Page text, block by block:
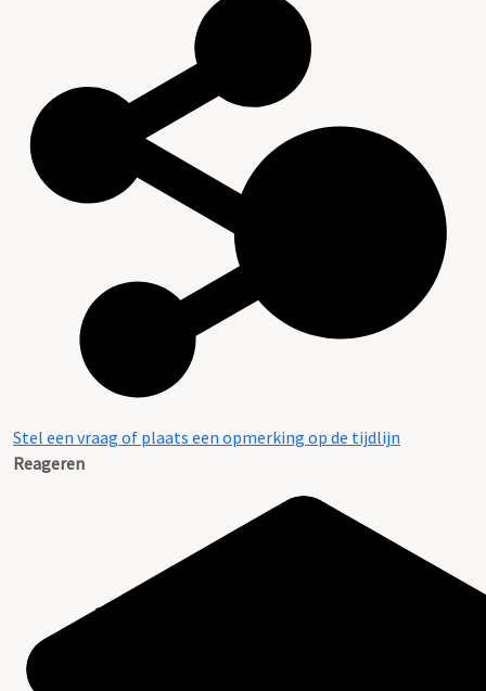
Stel een vraag of plaats een opmerking op de tijdlijn
Reageren